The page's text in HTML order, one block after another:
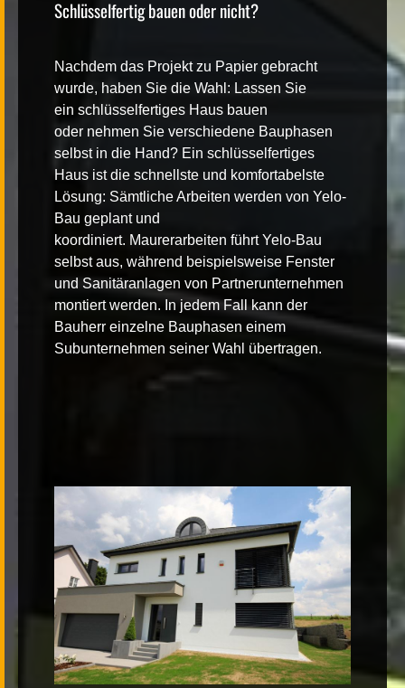
Schlüsselfertig bauen oder nicht?
Nachdem das Projekt zu Papier gebracht
wurde, haben Sie die Wahl: Lassen Sie
ein schlüsselfertiges Haus bauen
oder nehmen Sie verschiedene Bauphasen
selbst in die Hand? Ein schlüsselfertiges
Haus ist die schnellste und komfortabelste
Lösung: Sämtliche Arbeiten werden von Yelo-
Bau geplant und
koordiniert. Maurerarbeiten führt Yelo-Bau
selbst aus, während beispielsweise Fenster
und Sanitäranlagen von Partnerunternehmen
montiert werden. In jedem Fall kann der
Bauherr einzelne Bauphasen einem
Subunternehmen seiner Wahl übertragen.